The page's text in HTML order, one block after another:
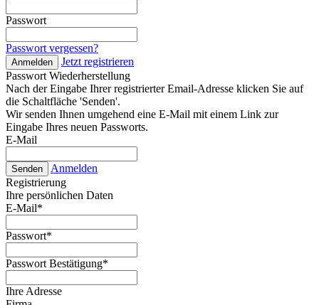
Passwort
Passwort vergessen?
Anmelden
Jetzt registrieren
Passwort Wiederherstellung
Nach der Eingabe Ihrer registrierter Email-Adresse klicken Sie auf
die Schaltfläche 'Senden'.
Wir senden Ihnen umgehend eine E-Mail mit einem Link zur
Eingabe Ihres neuen Passworts.
E-Mail
Senden
Anmelden
Registrierung
Ihre persönlichen Daten
E-Mail*
Passwort*
Passwort Bestätigung*
Ihre Adresse